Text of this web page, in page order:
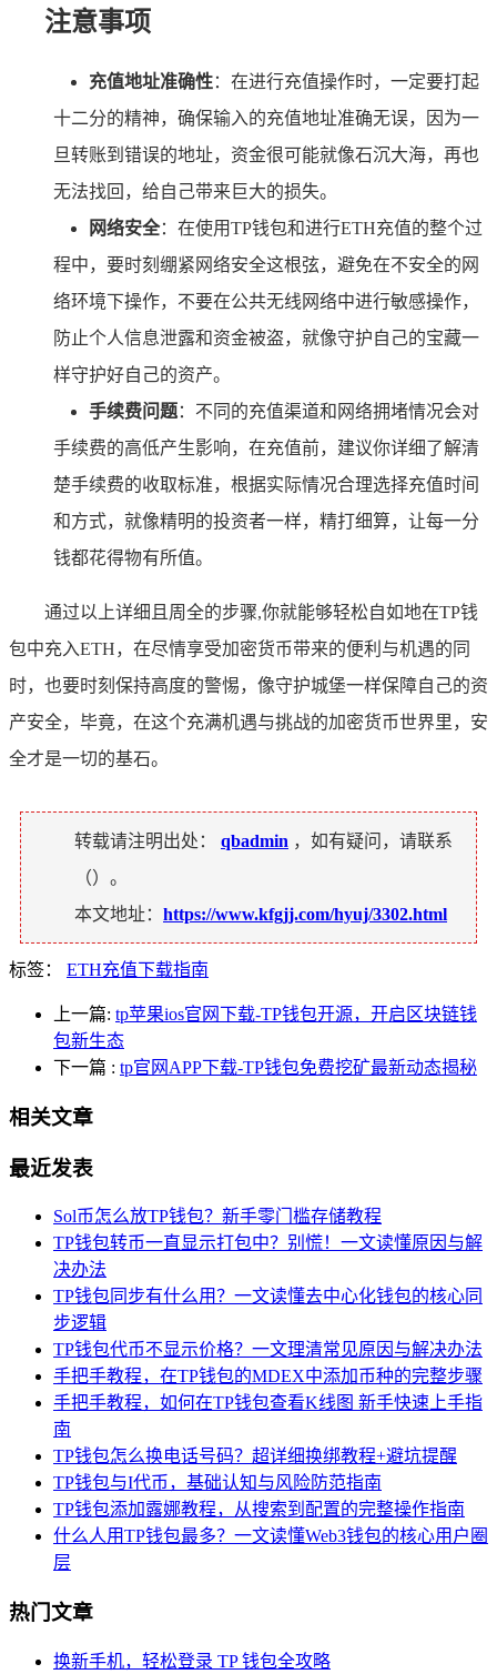
注意事项
充值地址准确性：在进行充值操作时，一定要打起
十二分的精神，确保输入的充值地址准确无误，因为一
旦转账到错误的地址，资金很可能就像石沉大海，再也
无法找回，给自己带来巨大的损失。
网络安全：在使用TP钱包和进行ETH充值的整个过
程中，要时刻绷紧网络安全这根弦，避免在不安全的网
络环境下操作，不要在公共无线网络中进行敏感操作，
防止个人信息泄露和资金被盗，就像守护自己的宝藏一
样守护好自己的资产。
手续费问题：不同的充值渠道和网络拥堵情况会对
手续费的高低产生影响，在充值前，建议你详细了解清
楚手续费的收取标准，根据实际情况合理选择充值时间
和方式，就像精明的投资者一样，精打细算，让每一分
钱都花得物有所值。
通过以上详细且周全的步骤,你就能够轻松自如地在TP钱
包中充入ETH，在尽情享受加密货币带来的便利与机遇的同
时，也要时刻保持高度的警惕，像守护城堡一样保障自己的资
产安全，毕竟，在这个充满机遇与挑战的加密货币世界里，安
全才是一切的基石。
转载请注明出处： qbadmin ，如有疑问，请联系
（）。
本文地址： https://www.kfgjj.com/hyuj/3302.html
标签： ETH充值下载指南
上一篇: tp苹果ios官网下载-TP钱包开源，开启区块链钱
包新生态
下一篇 : tp官网APP下载-TP钱包免费挖矿最新动态揭秘
相关文章
最近发表
Sol币怎么放TP钱包？新手零门槛存储教程
TP钱包转币一直显示打包中？别慌！一文读懂原因与解
决办法
TP钱包同步有什么用？一文读懂去中心化钱包的核心同
步逻辑
TP钱包代币不显示价格？一文理清常见原因与解决办法
手把手教程，在TP钱包的MDEX中添加币种的完整步骤
手把手教程，如何在TP钱包查看K线图 新手快速上手指
南
TP钱包怎么换电话号码？超详细换绑教程+避坑提醒
TP钱包与I代币，基础认知与风险防范指南
TP钱包添加露娜教程，从搜索到配置的完整操作指南
什么人用TP钱包最多？一文读懂Web3钱包的核心用户圈
层
热门文章
换新手机，轻松登录 TP 钱包全攻略